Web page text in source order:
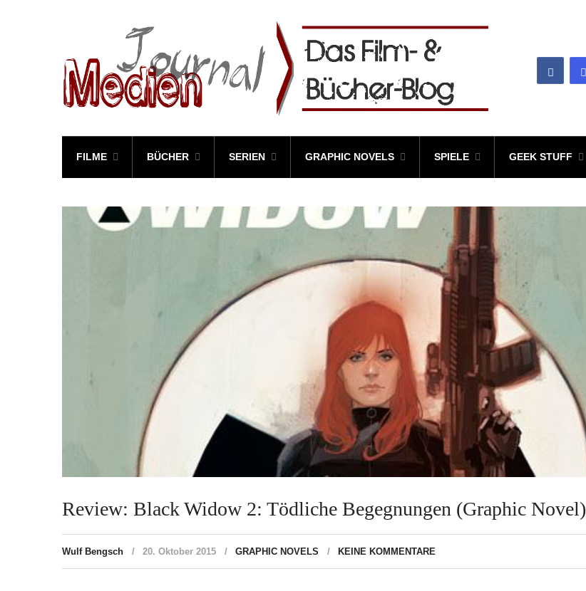
FILME BÜCHER SERIEN GRAPHIC NOVELS SPIELE GEEK STUFF
Review: Black Widow 2: Tödliche Begegnungen (Graphic Novel)
Wulf Bengsch 20. Oktober 2015 GRAPHIC NOVELS KEINE KOMMENTARE